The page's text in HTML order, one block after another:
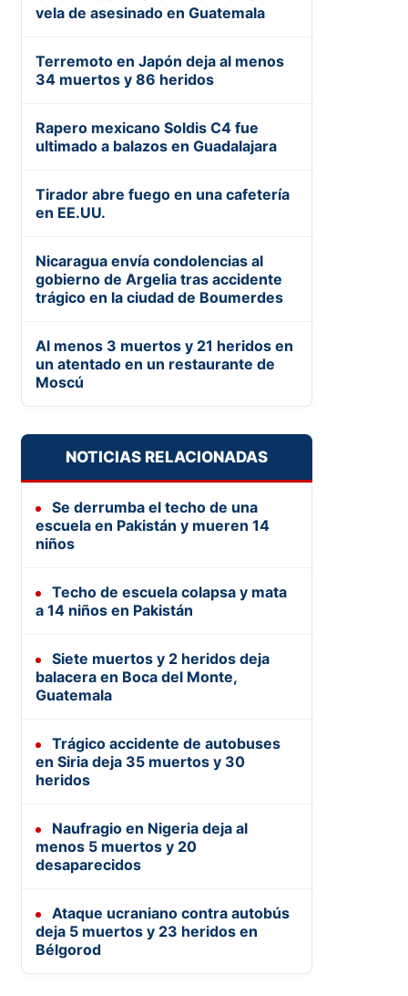
vela de asesinado en Guatemala
Terremoto en Japón deja al menos
34 muertos y 86 heridos
Rapero mexicano Soldis C4 fue
ultimado a balazos en Guadalajara
Tirador abre fuego en una cafetería
en EE.UU.
Nicaragua envía condolencias al
gobierno de Argelia tras accidente
trágico en la ciudad de Boumerdes
Al menos 3 muertos y 21 heridos en
un atentado en un restaurante de
Moscú
NOTICIAS RELACIONADAS
Se derrumba el techo de una
escuela en Pakistán y mueren 14
niños
Techo de escuela colapsa y mata
a 14 niños en Pakistán
Siete muertos y 2 heridos deja
balacera en Boca del Monte,
Guatemala
Trágico accidente de autobuses
en Siria deja 35 muertos y 30
heridos
Naufragio en Nigeria deja al
menos 5 muertos y 20
desaparecidos
Ataque ucraniano contra autobús
deja 5 muertos y 23 heridos en
Bélgorod